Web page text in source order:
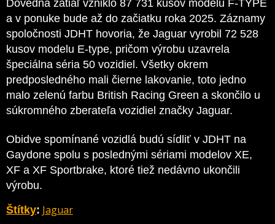
Dovedna zatiaľ vzniklo 87 731 kusov modelu F-TYPE
a v ponuke bude až do začiatku roka 2025. Záznamy
spoločnosti JDHT hovoria, že Jaguar vyrobil 72 528
kusov modelu E-type, pričom výrobu uzavrela
špeciálna séria 50 vozidiel. Všetky okrem
predposledného mali čierne lakovanie, toto jedno
malo zelenú farbu British Racing Green a skončilo u
súkromného zberateľa vozidiel značky Jaguar.
Obidve spomínané vozidlá budú sídliť v JDHT na
Gaydone spolu s poslednými sériami modelov XE,
XF a XF Sportbrake, ktoré tiež nedávno ukončili
výrobu.
Štítky: Jaguar